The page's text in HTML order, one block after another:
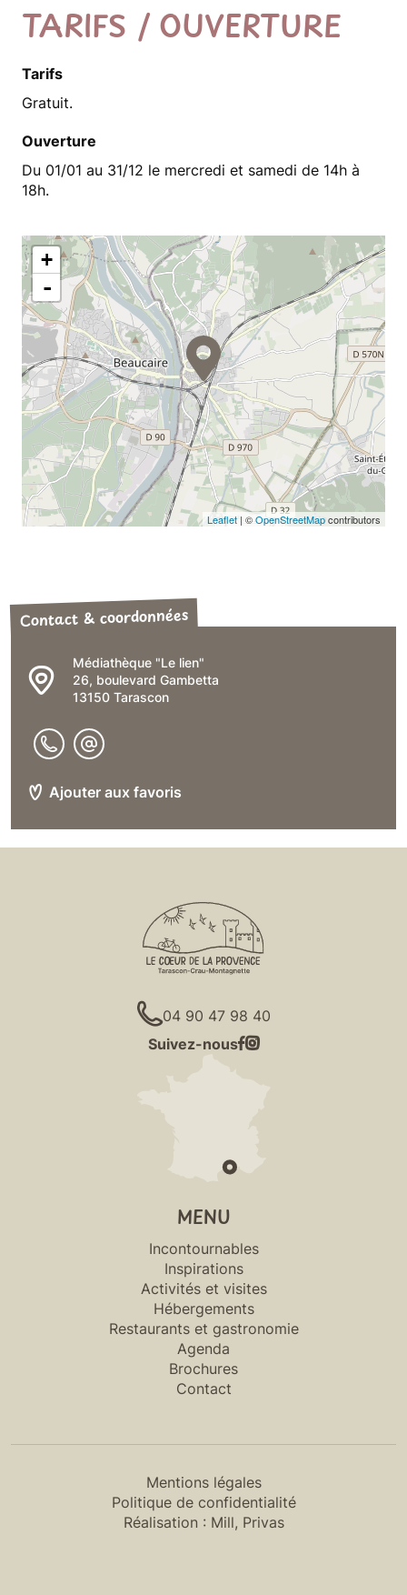
TARIFS / OUVERTURE
Tarifs
Gratuit.
Ouverture
Du 01/01 au 31/12 le mercredi et samedi de 14h à
18h.
+
-
Leaflet | ©OpenStreetMapcontributors
Médiathèque "Le lien"
26, boulevard Gambetta
13150 Tarascon
04 90 47 98 40
Suivez-nous
MENU
Incontournables
Inspirations
Activités et visites
Hébergements
Restaurants et gastronomie
Agenda
Brochures
Contact
Mentions légales
Politique de confidentialité
Réalisation : Mill, Privas